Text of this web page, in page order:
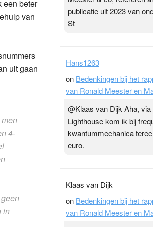
een beter
van
uit gaan
men
4-
in
publicatie uit 2023 van
St
Hans1263
on Bedenkingen bij het
van Ronald Meester en
@Klaas van Dijk Aha,
Lighthouse kom ik bij
kwantummechanica
euro.
Klaas van Dijk
on Bedenkingen bij het
van Ronald Meester en